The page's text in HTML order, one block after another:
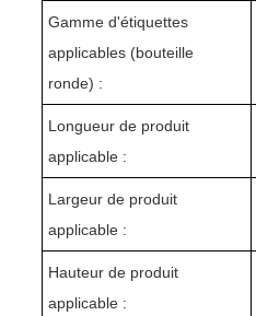
Gamme d'étiquettes
applicables (bouteille
ronde) :
Longueur de produit
applicable :
Largeur de produit
applicable :
Hauteur de produit
applicable :